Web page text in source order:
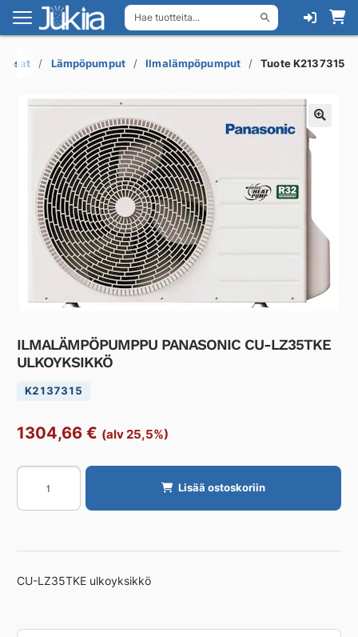
Hae tuotteita...
Siirry
navigointiin
Siirry
sisältöön
Lämpöpumput Ilmalämpöpumput Tuote K2137315
ILMALÄMPÖPUMPPU PANASONIC CU-LZ35TKE
ULKOYKSIKKÖ
K2137315
1304,66 € (alv 25,5%)
ILMALÄMPÖPUMPPU
PANASONIC
CU-
ULKOYKSIKKÖ
Lisää ostoskoriin
CU-LZ35TKE ulkoyksikkö